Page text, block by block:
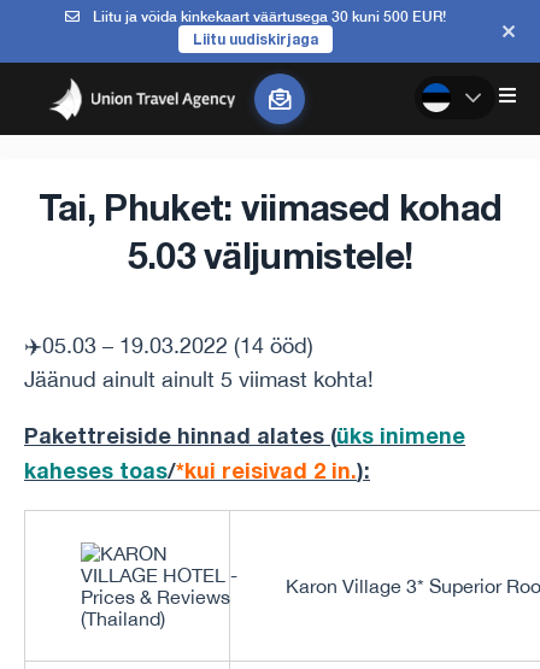
Liitu ja võida kinkekaart väärtusega 30 kuni 500 EUR!
Liitu uudiskirjaga
Tai, Phuket: viimased kohad
5.03 väljumistele!
✈️05.03 – 19.03.2022 (14 ööd)
Jäänud ainult ainult 5 viimast kohta!
Pakettreiside hinnad alates (üks inimene
kaheses toas/*kui reisivad 2 in.):
Karon Village 3* Superior